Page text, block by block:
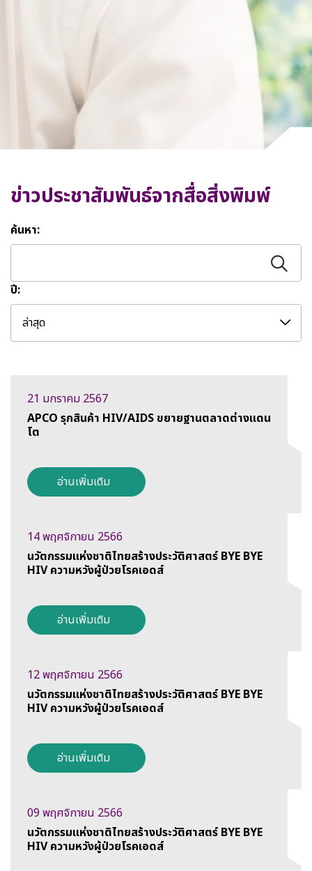
ข่าวประชาสัมพันธ์จากสื่อสิ่งพิมพ์
ค้นหา:
ปี:
ล่าสุด
21 มกราคม 2567
APCO รุกสินค้า HIV/AIDS ขยายฐานตลาดต่างแดน
โต
อ่านเพิ่มเติม
14 พฤศจิกายน 2566
นวัตกรรมแห่งชาติไทยสร้างประวัติศาสตร์ BYE BYE
HIV ความหวังผู้ป่วยโรคเอดส์
อ่านเพิ่มเติม
12 พฤศจิกายน 2566
นวัตกรรมแห่งชาติไทยสร้างประวัติศาสตร์ BYE BYE
HIV ความหวังผู้ป่วยโรคเอดส์
อ่านเพิ่มเติม
09 พฤศจิกายน 2566
นวัตกรรมแห่งชาติไทยสร้างประวัติศาสตร์ BYE BYE
HIV ความหวังผู้ป่วยโรคเอดส์